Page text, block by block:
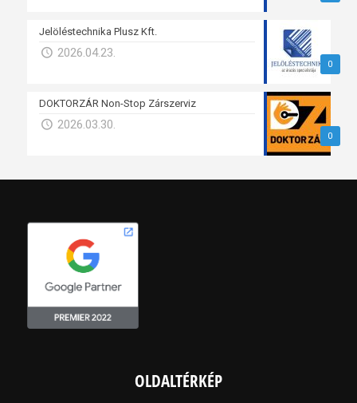
0
Jelöléstechnika Plusz Kft.
2026.04.23.
0
DOKTORZÁR Non-Stop Zárszerviz
2026.03.30.
OLDALTÉRKÉP